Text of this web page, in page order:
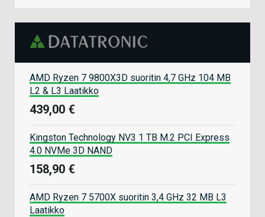
AMD Ryzen 7 9800X3D suoritin 4,7 GHz 104 MB
L2 & L3 Laatikko
439,00 €
Kingston Technology NV3 1 TB M.2 PCI Express
4.0 NVMe 3D NAND
158,90 €
AMD Ryzen 7 5700X suoritin 3,4 GHz 32 MB L3
Laatikko